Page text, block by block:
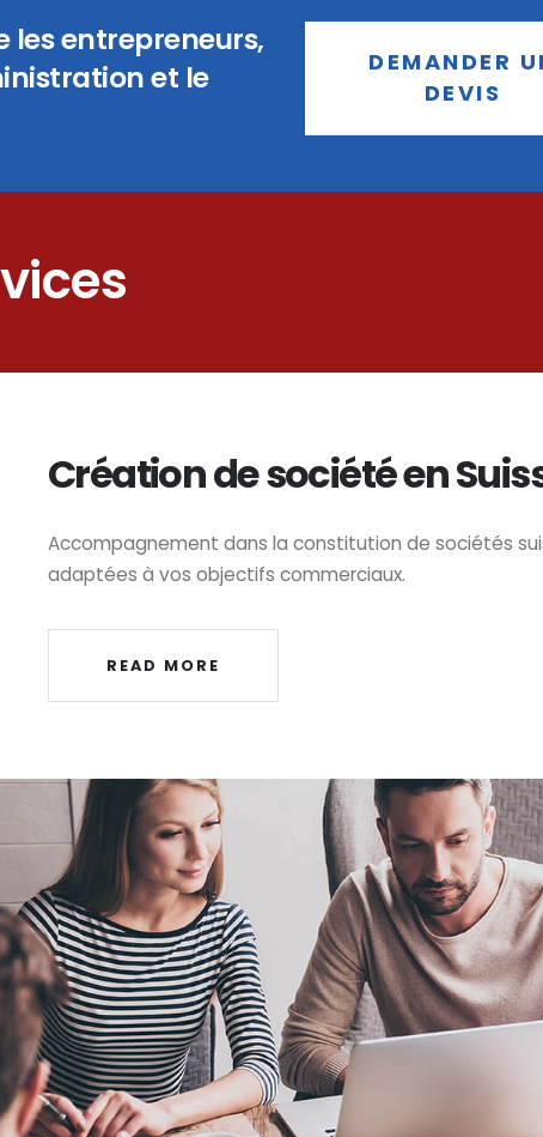
les entrepreneurs,
et le
DEMANDER
DEVIS
Création de société en
Accompagnement dans la constitution de sociétés
adaptées à vos objectifs commerciaux.
READ MORE